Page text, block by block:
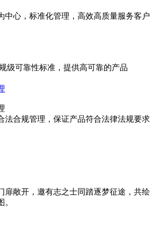
中心，标准化管理，高效高质量服务客户
级可靠性标准，提供高可靠的产品
法合规管理，保证产品符合法律法规要求
扉敞开，邀有志之士同踏逐梦征途，共绘